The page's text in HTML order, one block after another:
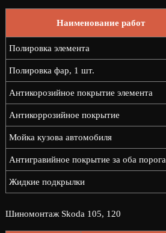
Наименование работ
Полировка элемента
Полировка фар, 1 шт.
Антикорозийное покрытие элемента
Антикоррозийное покрытие
Мойка кузова автомобиля
Антигравийное покрытие за оба порога
Жидкие подкрылки
Шиномонтаж Skoda 105, 120